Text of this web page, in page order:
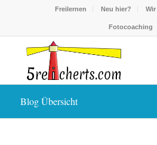
Freilernen Neu hier? Wir
Fotocoaching
Blog Übersicht